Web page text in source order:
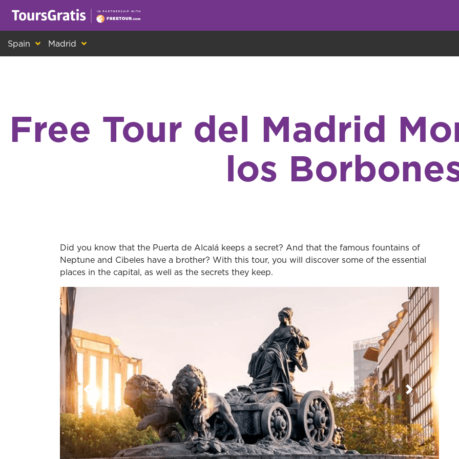
Spain Madrid
Free Tour del Madrid
los
Did you know that the Puerta de Alcalá keeps a secret? And that the famous fountains of
Neptune and Cibeles have a brother? With this tour, you will discover some of the essential
places in the capital, as well as the secrets they keep.
Next
This is another message about cookies! Everyone eats cookies, but we use them to improve our service and